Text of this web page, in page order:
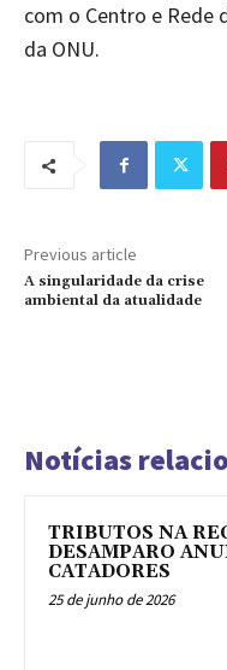
com o Centro e Rede
da ONU.
Previous article
A singularidade da crise
ambiental da atualidade
Notícias
TRIBUTOS NA
DESAMPARO
CATADORES
25 de junho de 2026